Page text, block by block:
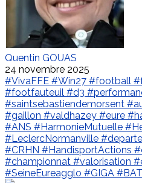
Quentin GOUAS
24 novembre 2025
#VivaFFE #Win27 #football
#footfauteuil #d3
#saintsebastiendemorsent
#gaillon #valdhazey #eure
#ANS #HarmonieMutuelle
#LeclercNormanville
#CRHN #HandisportActions
#championnat #valorisation
#SeineEureagglo #GIGA